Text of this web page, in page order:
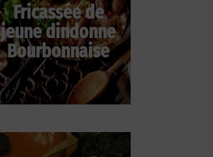
Fricassée de
jeune dindonne
Bourbonnaise